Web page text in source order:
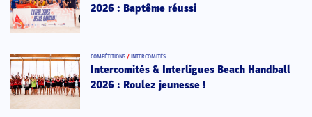
2026 : Baptême réussi
COMPÉTITIONS / INTERCOMITÉS
Intercomités & Interligues Beach Handball
2026 : Roulez jeunesse !